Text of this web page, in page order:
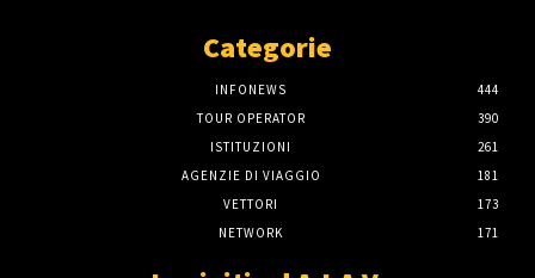
Categorie
INFONEWS
444
TOUR OPERATOR
390
ISTITUZIONI
261
AGENZIE DI VIAGGIO
181
VETTORI
173
NETWORK
171